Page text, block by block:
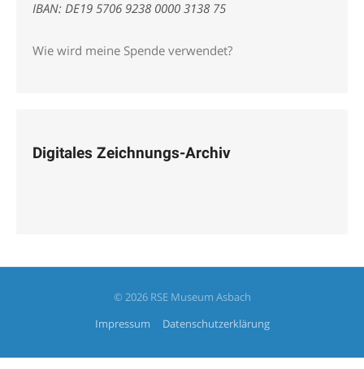
IBAN: DE19 5706 9238 0000 3138 75
Wie wird meine Spende verwendet?
Digitales Zeichnungs-Archiv
© 2026 RSE Museum Asbach
Impressum
Datenschutzerklärung